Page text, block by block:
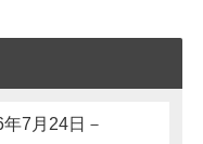
7月24日－